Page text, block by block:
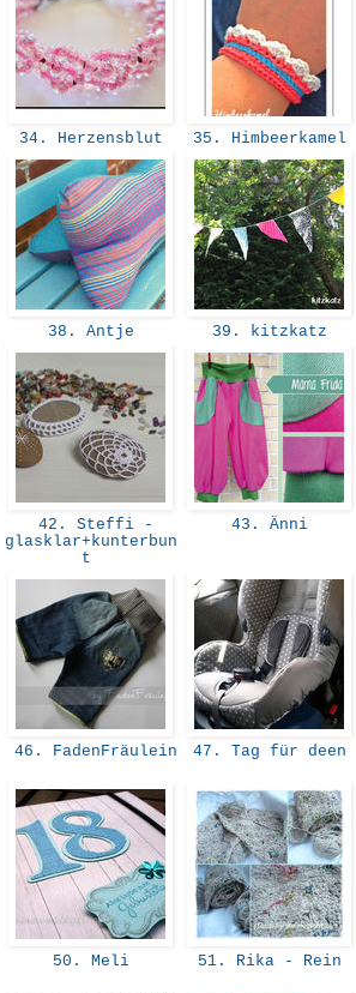
34. Herzensblut 35. Himbeerkamel
38. Antje 39. kitzkatz
42. Steffi -
glasklar+kunterbun
t
43. Änni
46. FadenFräulein 47. Tag für deen
50. Meli 51. Rika - Rein